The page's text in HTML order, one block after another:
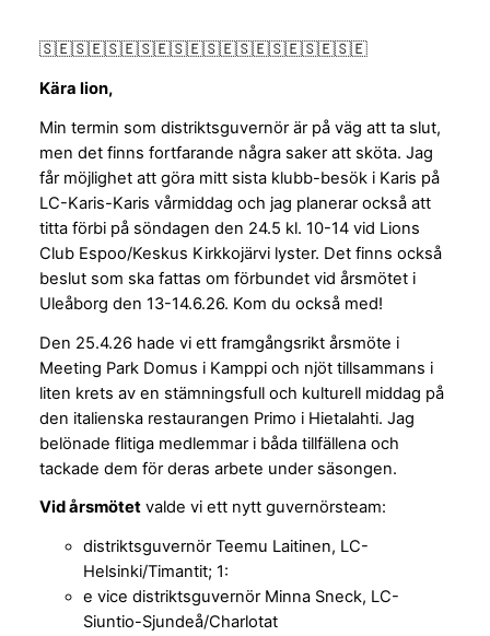
🇸🇪🇸🇪🇸🇪🇸🇪🇸🇪🇸🇪🇸🇪🇸🇪🇸🇪🇸🇪
Kära lion,
Min termin som distriktsguvernör är på väg att ta slut,
men det finns fortfarande några saker att sköta. Jag
får möjlighet att göra mitt sista klubb-besök i Karis på
LC-Karis-Karis vårmiddag och jag planerar också att
titta förbi på söndagen den 24.5 kl. 10-14 vid Lions
Club Espoo/Keskus Kirkkojärvi lyster. Det finns också
beslut som ska fattas om förbundet vid årsmötet i
Uleåborg den 13-14.6.26. Kom du också med!
Den 25.4.26 hade vi ett framgångsrikt årsmöte i
Meeting Park Domus i Kamppi och njöt tillsammans i
liten krets av en stämningsfull och kulturell middag på
den italienska restaurangen Primo i Hietalahti. Jag
belönade flitiga medlemmar i båda tillfällena och
tackade dem för deras arbete under säsongen.
Vid årsmötetvalde vi ett nytt guvernörsteam:
distriktsguvernör Teemu Laitinen, LC-
Helsinki/Timantit; 1:
e vice distriktsguvernör Minna Sneck, LC-
Siuntio-Sjundeå/Charlotat